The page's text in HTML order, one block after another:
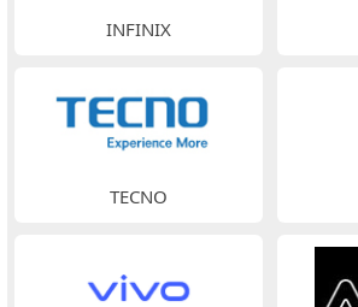
INFINIX
TECNO